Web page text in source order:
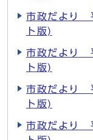
市政だより
ト版)
市政だより
ト版)
市政だより
ト版)
市政だより